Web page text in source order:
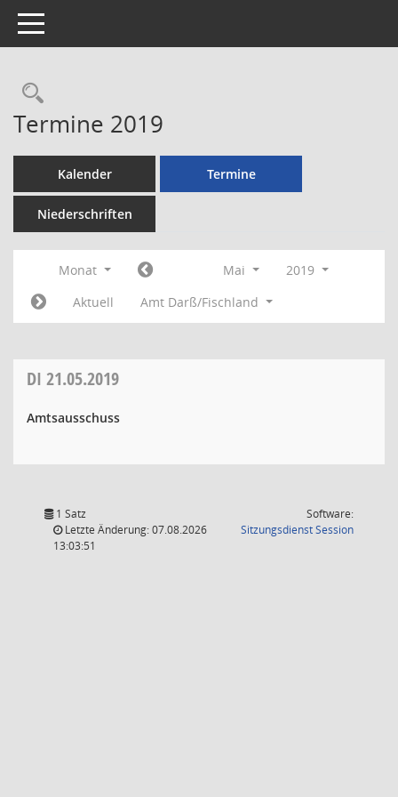
Toggle navigation
Rechercheauswahl
Termine 2019
Kalender Termine
Niederschriften
Monat Mai
2019
Aktuell
Amt Darß/Fischland
DI 21.05.2019
Amtsausschuss
1 Satz
Letzte Änderung: 07.08.2026
13:03:51
Software:
SitzungsdienstSession(Wird in